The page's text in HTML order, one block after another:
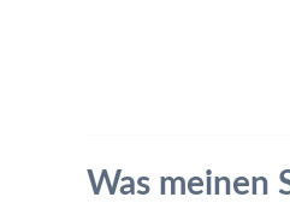
Was meinen